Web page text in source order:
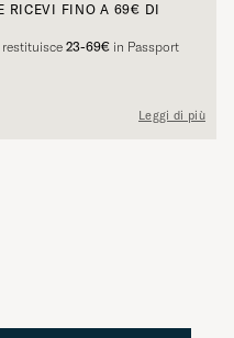
RICEVI FINO A 69€ DI
restituisce 23-69€ in Passport
Leggi di più